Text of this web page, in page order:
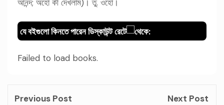
আনন্দ; অহো কী দেখলাম)। তু. ওহো।
যে বইগুলো কিনতে পারেন ডিস্কাউন্ট রেটে থেকে:
Failed to load books.
Previous Post
Next Post